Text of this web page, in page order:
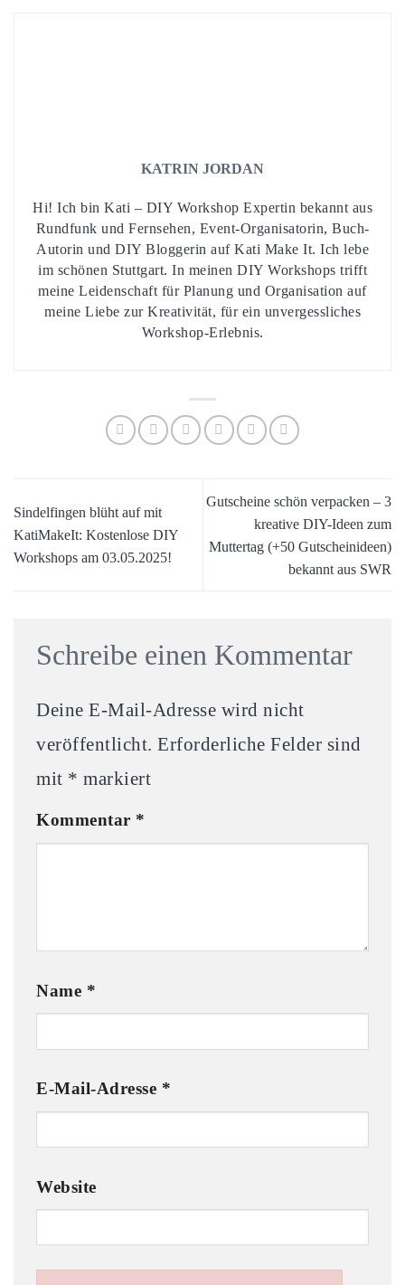
KATRIN JORDAN
Hi! Ich bin Kati – DIY Workshop Expertin bekannt aus
Rundfunk und Fernsehen, Event-Organisatorin, Buch-
Autorin und DIY Bloggerin auf Kati Make It. Ich lebe
im schönen Stuttgart. In meinen DIY Workshops trifft
meine Leidenschaft für Planung und Organisation auf
meine Liebe zur Kreativität, für ein unvergessliches
Workshop-Erlebnis.
Sindelfingen blüht auf mit
KatiMakeIt: Kostenlose DIY
Workshops am 03.05.2025!
Gutscheine schön verpacken – 3
kreative DIY-Ideen zum
Muttertag (+50 Gutscheinideen)
bekannt aus SWR
Schreibe einen Kommentar
Deine E-Mail-Adresse wird nicht
veröffentlicht. Erforderliche Felder sind
mit * markiert
Kommentar *
Name *
E-Mail-Adresse *
Website